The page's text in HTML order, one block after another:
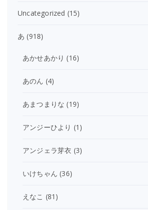
Uncategorized (15)
あ (918)
あかせあかり (16)
あのん (4)
あまつまりな (19)
アンジーひより (1)
アンジェラ芽衣 (3)
いけちゃん (36)
えなこ (81)